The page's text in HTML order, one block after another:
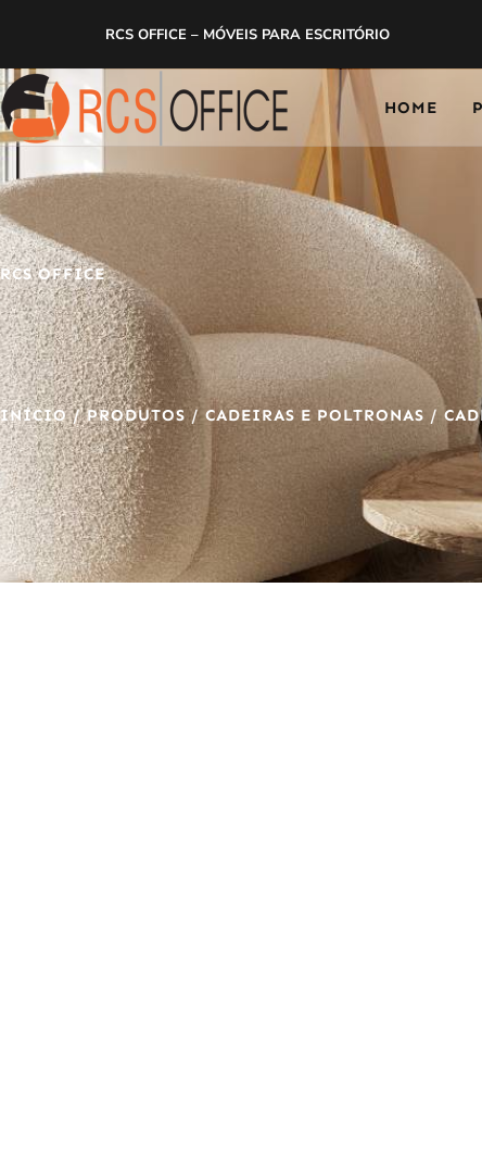
RCS OFFICE – MÓVEIS PARA ESCRITÓRIO
HOME
RCS OFFICE
INÍCIO/PRODUTOS/ CADEIRAS E POLTRONAS /